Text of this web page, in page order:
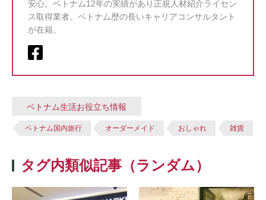
安心。ベトナム12年の実績があり正規人材紹介ライセン
ス取得業者。ベトナム歴の長いキャリアコンサルタント
が在籍。
ベトナム生活お役立ち情報
ベトナム国内旅行 オーダーメイド おしゃれ 雑貨
タグ内類似記事（ランダム）